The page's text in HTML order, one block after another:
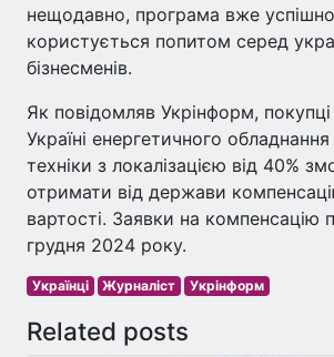
нещодавно, програма вже
користується попитом серед
бізнесменів.
Як повідомляв Укрінформ,
Україні енергетичного обладнання
техніки з локалізацією від 40%
отримати від держави
вартості. Заявки на
грудня 2024 року.
Українці Журналіст Укрінформ
Related posts